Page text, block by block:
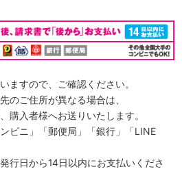
ますので、ご確認ください。
のご住所が異なる場合は、
購入者様へお送りいたします。
ビニ」「郵便局」「銀行」「LINE
行日から14日以内にお支払いくださ